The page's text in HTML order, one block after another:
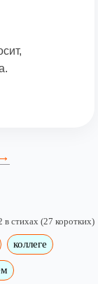
в стихах (27 коротких)
коллеге